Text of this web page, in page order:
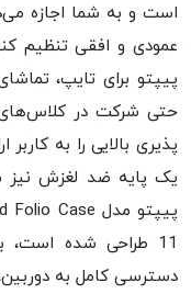
است و به شما اجازه
عمودی و افقی تنظیم
پیپتو برای تایپ،
حتی شرکت در کلاس‌های
پذیری بالایی را به
یک پایه ضد لغزش نیز
11 طراحی شده
دسترسی کامل به